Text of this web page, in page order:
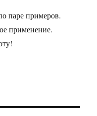
паре примеров.
применение.